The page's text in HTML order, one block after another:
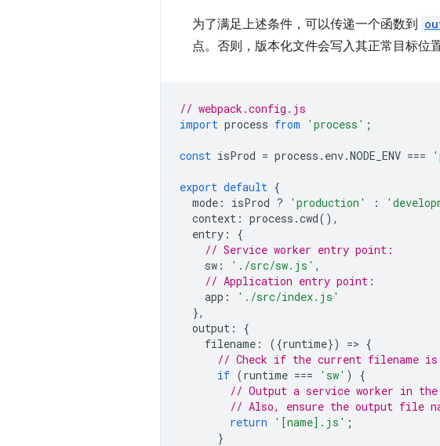
为了满足上述条件，可以传递一个函数到
点。否则，版本化文件会写入其正常目标位置
// webpack.config.js
import process from 'process' ;
const isProd = process . env.NODE_ENV ===
export default {
mode : isProd ? 'production' :
context : process .cwd(),
entry :
{
// Service worker entry point:
sw : './src/sw.js' ,
// Application entry point:
app :
'./src/index.js'
},
output :
{
filename : ({runtime}) => {
// Check if the current filename
if (runtime === 'sw' )
{
// Output a service worker in
// Also, ensure the output file
return
'[name].js' ;
}